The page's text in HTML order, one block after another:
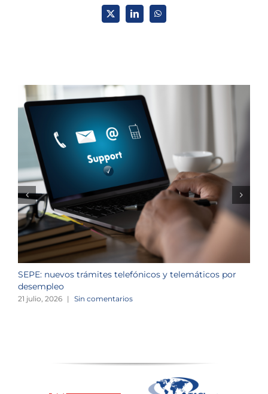
X LinkedInWhatsApp
SEPE: nuevos trámites telefónicos y telemáticos por
desempleo
21 julio, 2026 | Sin comentarios